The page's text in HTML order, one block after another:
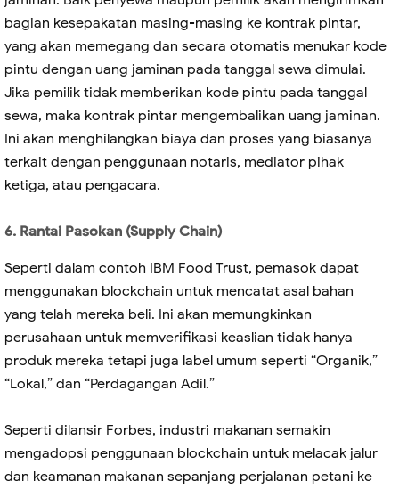
bagian kesepakatan masing-masing ke kontrak pintar,
yang akan memegang dan secara otomatis menukar kode
pintu dengan uang jaminan pada tanggal sewa dimulai.
Jika pemilik tidak memberikan kode pintu pada tanggal
sewa, maka kontrak pintar mengembalikan uang jaminan.
Ini akan menghilangkan biaya dan proses yang biasanya
terkait dengan penggunaan notaris, mediator pihak
ketiga, atau pengacara.
6. Rantai Pasokan (Supply Chain)
Seperti dalam contoh IBM Food Trust, pemasok dapat
menggunakan blockchain untuk mencatat asal bahan
yang telah mereka beli. Ini akan memungkinkan
perusahaan untuk memverifikasi keaslian tidak hanya
produk mereka tetapi juga label umum seperti “Organik,”
“Lokal,” dan “Perdagangan Adil.”
Seperti dilansir Forbes, industri makanan semakin
mengadopsi penggunaan blockchain untuk melacak jalur
dan keamanan makanan sepanjang perjalanan petani ke